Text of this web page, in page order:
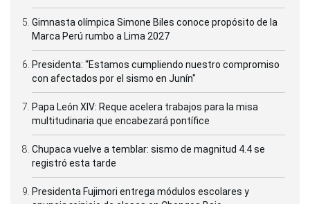
Gimnasta olímpica Simone Biles conoce propósito de la
Marca Perú rumbo a Lima 2027
Presidenta: “Estamos cumpliendo nuestro compromiso
con afectados por el sismo en Junín"
Papa León XIV: Reque acelera trabajos para la misa
multitudinaria que encabezará pontífice
Chupaca vuelve a temblar: sismo de magnitud 4.4 se
registró esta tarde
Presidenta Fujimori entrega módulos escolares y